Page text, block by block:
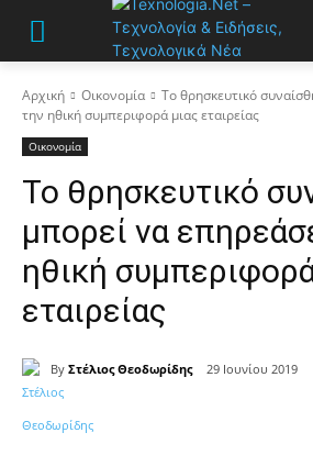
Αρχική Οικονομία
Το θρησκευτικό
την ηθική συμπεριφορά μιας εταιρείας
Οικονομία
Το θρησκευτικό
μπορεί να
ηθική
εταιρείας
By Στέλιος Θεοδωρίδης 29 Ιουνίου 2019